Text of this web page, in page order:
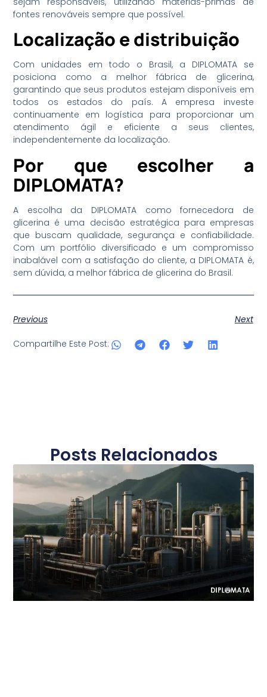
fontes renováveis sempre que possível.
Localização e distribuição
Com unidades em todo o Brasil, a DIPLOMATA se
posiciona como a melhor fábrica de glicerina,
garantindo que seus produtos estejam disponíveis em
todos os estados do país. A empresa investe
continuamente em logística para proporcionar um
atendimento ágil e eficiente a seus clientes,
independentemente da localização.
Por que escolher a
DIPLOMATA?
A escolha da DIPLOMATA como fornecedora de
glicerina é uma decisão estratégica para empresas
que buscam qualidade, segurança e confiabilidade.
Com um portfólio diversificado e um compromisso
inabalável com a satisfação do cliente, a DIPLOMATA é,
sem dúvida, a melhor fábrica de glicerina do Brasil.
Previous Next
Compartilhe Este Post:
Posts Relacionados